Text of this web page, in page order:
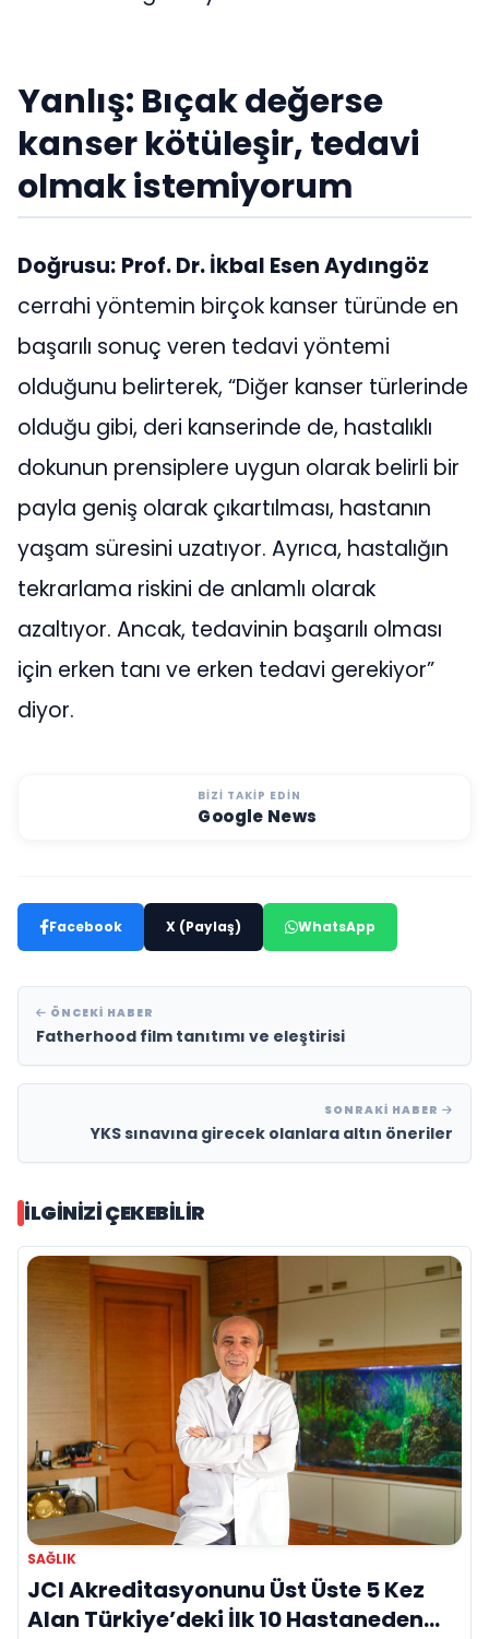
Yanlış: Bıçak değerse
kanser kötüleşir, tedavi
olmak istemiyorum
Doğrusu: Prof. Dr. İkbal Esen Aydıngöz
cerrahi yöntemin birçok kanser türünde en
başarılı sonuç veren tedavi yöntemi
olduğunu belirterek, “Diğer kanser türlerinde
olduğu gibi, deri kanserinde de, hastalıklı
dokunun prensiplere uygun olarak belirli bir
payla geniş olarak çıkartılması, hastanın
yaşam süresini uzatıyor. Ayrıca, hastalığın
tekrarlama riskini de anlamlı olarak
azaltıyor. Ancak, tedavinin başarılı olması
için erken tanı ve erken tedavi gerekiyor”
diyor.
BIZI TAKIP EDIN
Google News
Facebook X (Paylaş) WhatsApp
ÖNCEKI HABER
Fatherhood film tanıtımı ve eleştirisi
SONRAKI HABER
YKS sınavına girecek olanlara altın öneriler
İLGINIZI ÇEKEBILIR
SAĞLIK
JCI Akreditasyonunu Üst Üste 5 Kez
Alan Türkiye’deki İlk 10 Hastaneden